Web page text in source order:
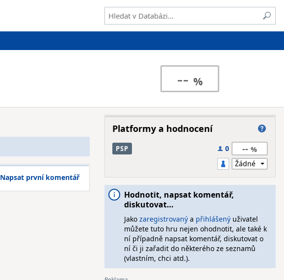
--
Napsat první komentář
Platformy a hodnocení
PSP 0 --
Hodnotit, napsat komentář,
diskutovat…
Jako zaregistrovanýa přihlášenýuživatel
můžete tuto hru nejen ohodnotit, ale také k
ní případně napsat komentář, diskutovat o
ní či ji zařadit do některého ze seznamů
(vlastním, chci atd.).